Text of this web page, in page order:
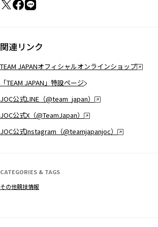
関連リンク
TEAM JAPANオフィシャルオンラインショップ
「TEAM JAPAN」特設ページ
JOC公式LINE（@team_japan）
JOC公式X（@TeamJapan）
JOC公式Instagram（@teamjapanjoc）
CATEGORIES & TAGS
その他競技情報